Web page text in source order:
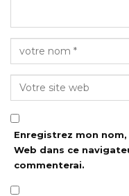
Enregistrez mon
Web dans ce
commenterai.